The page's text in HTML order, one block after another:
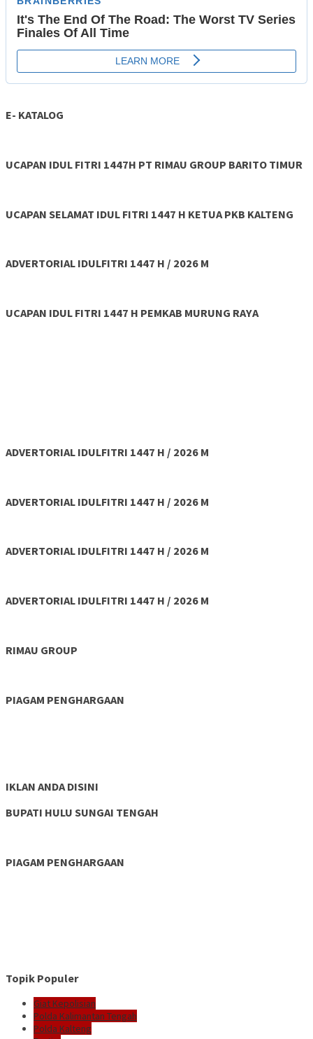
E- KATALOG
UCAPAN IDUL FITRI 1447H PT RIMAU GROUP BARITO TIMUR
UCAPAN SELAMAT IDUL FITRI 1447 H KETUA PKB KALTENG
ADVERTORIAL IDULFITRI 1447 H / 2026 M
UCAPAN IDUL FITRI 1447 H PEMKAB MURUNG RAYA
ADVERTORIAL IDULFITRI 1447 H / 2026 M
ADVERTORIAL IDULFITRI 1447 H / 2026 M
ADVERTORIAL IDULFITRI 1447 H / 2026 M
ADVERTORIAL IDULFITRI 1447 H / 2026 M
RIMAU GROUP
PIAGAM PENGHARGAAN
IKLAN ANDA DISINI
BUPATI HULU SUNGAI TENGAH
PIAGAM PENGHARGAAN
Topik Populer
Giat Kepolisian
Polda Kalimantan Tengah
Polda Kalteng